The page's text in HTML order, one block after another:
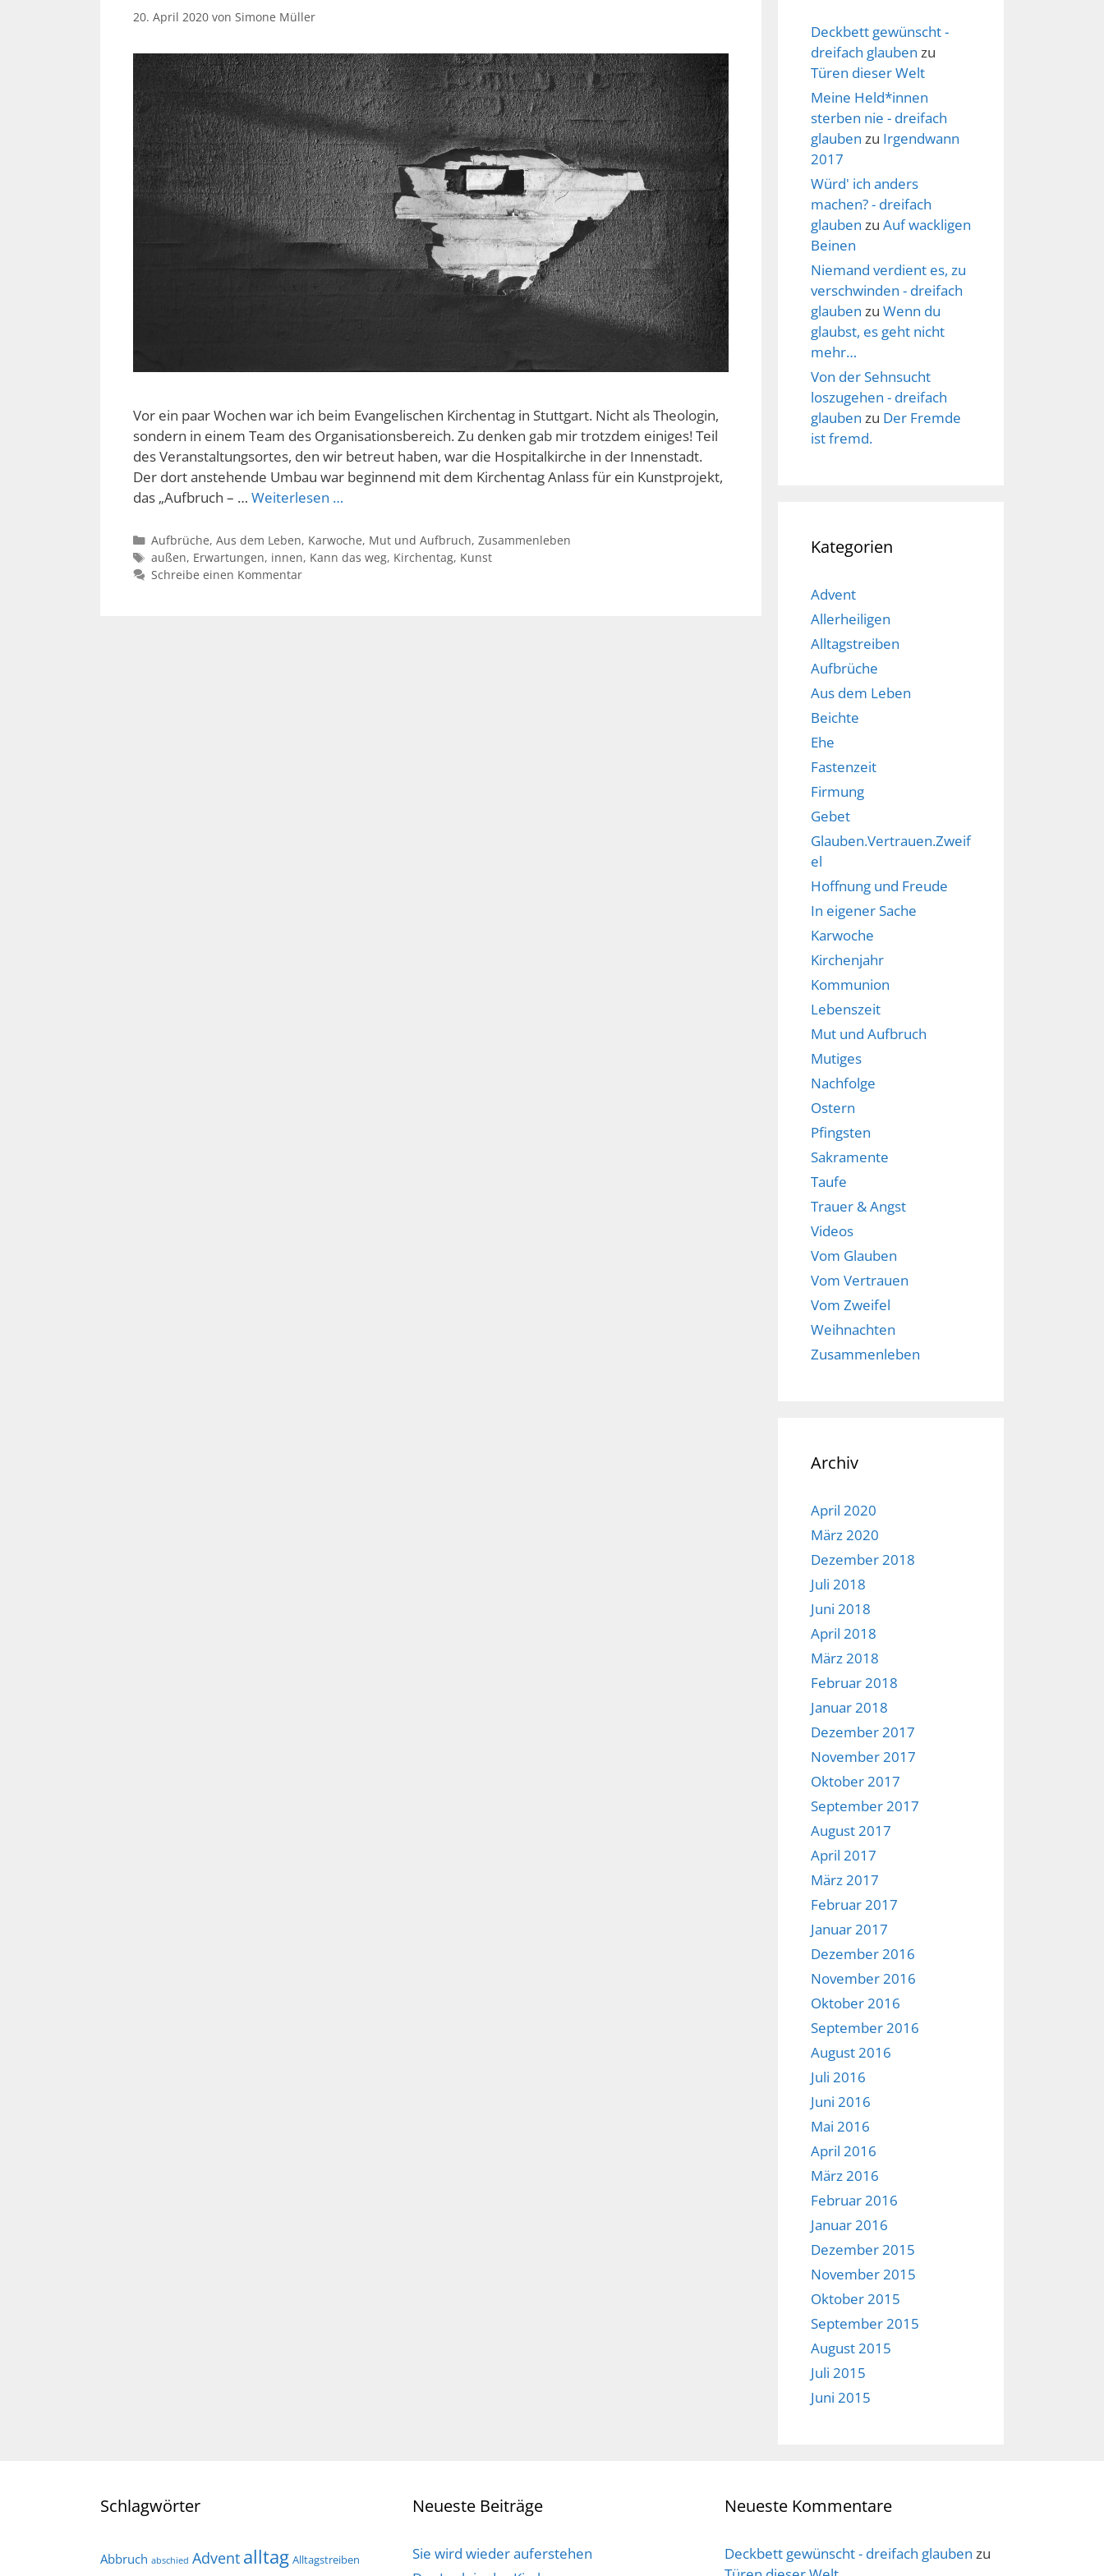
20. April 2020 von Simone Müller
Vor ein paar Wochen war ich beim Evangelischen Kirchentag in Stuttgart. Nicht als Theologin,
sondern in einem Team des Organisationsbereich. Zu denken gab mir trotzdem einiges! Teil
des Veranstaltungsortes, den wir betreut haben, war die Hospitalkirche in der Innenstadt.
Der dort anstehende Umbau war beginnend mit dem Kirchentag Anlass für ein Kunstprojekt,
das „Aufbruch – … Weiterlesen …
Kategorien
Aufbrüche, Aus dem Leben, Karwoche, Mut und Aufbruch, Zusammenleben
Schlagwörter
außen, Erwartungen, innen, Kann das weg, Kirchentag, Kunst
Schreibe einen Kommentar
Deckbett gewünscht -
dreifach glauben zu
Türen dieser Welt
Meine Held*innen
sterben nie - dreifach
glauben zu Irgendwann
2017
Würd' ich anders
machen? - dreifach
glauben zu Auf wackligen
Beinen
Niemand verdient es, zu
verschwinden - dreifach
glauben zu Wenn du
glaubst, es geht nicht
mehr…
Von der Sehnsucht
loszugehen - dreifach
glauben zu Der Fremde
ist fremd.
Kategorien
Advent
Allerheiligen
Alltagstreiben
Aufbrüche
Aus dem Leben
Beichte
Ehe
Fastenzeit
Firmung
Gebet
Glauben.Vertrauen.Zweif
el
Hoffnung und Freude
In eigener Sache
Karwoche
Kirchenjahr
Kommunion
Lebenszeit
Mut und Aufbruch
Mutiges
Nachfolge
Ostern
Pfingsten
Sakramente
Taufe
Trauer & Angst
Videos
Vom Glauben
Vom Vertrauen
Vom Zweifel
Weihnachten
Zusammenleben
Archiv
April 2020
März 2020
Dezember 2018
Juli 2018
Juni 2018
April 2018
März 2018
Februar 2018
Januar 2018
Dezember 2017
November 2017
Oktober 2017
September 2017
August 2017
April 2017
März 2017
Februar 2017
Januar 2017
Dezember 2016
November 2016
Oktober 2016
September 2016
August 2016
Juli 2016
Juni 2016
Mai 2016
April 2016
März 2016
Februar 2016
Januar 2016
Dezember 2015
November 2015
Oktober 2015
September 2015
August 2015
Juli 2015
Juni 2015
Schlagwörter
Abbruch abschied Advent alltag Alltagstreiben
Neueste Beiträge
Sie wird wieder auferstehen
Neueste Kommentare
Deckbett gewünscht - dreifach glauben zu